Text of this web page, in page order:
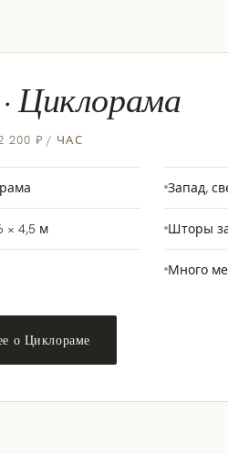
Циклорама
200 ₽ / ЧАС
Запад,
× 4,5 м Шторы
Много
о Циклораме